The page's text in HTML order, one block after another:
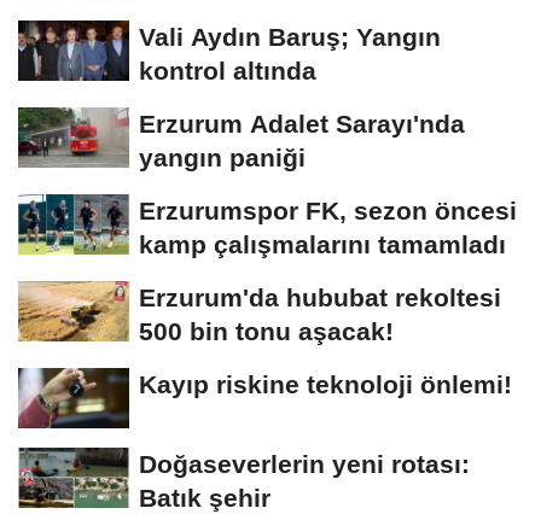
Vali Aydın Baruş; Yangın
kontrol altında
Erzurum Adalet Sarayı'nda
yangın paniği
Erzurumspor FK, sezon öncesi
kamp çalışmalarını tamamladı
Erzurum'da hububat rekoltesi
500 bin tonu aşacak!
Kayıp riskine teknoloji önlemi!
Doğaseverlerin yeni rotası:
Batık şehir